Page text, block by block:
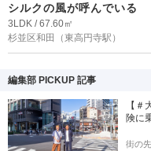
シルクの風が呼んでいる
3LDK / 67.60㎡
杉並区和田
（東高円寺駅）
編集部 PICKUP 記事
【
険に
街の